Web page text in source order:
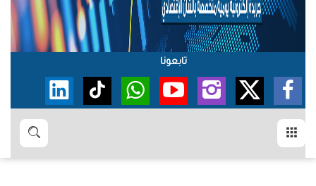
تابعونا
بحث